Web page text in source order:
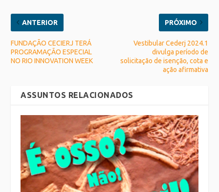
ANTERIOR
FUNDAÇÃO CECIERJ TERÁ
PROGRAMAÇÃO ESPECIAL
NO RIO INNOVATION WEEK
PRÓXIMO
Vestibular Cederj 2024.1
divulga período de
solicitação de isenção, cota e
ação afirmativa
ASSUNTOS RELACIONADOS